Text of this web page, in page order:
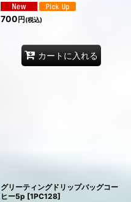
700 円 (税込)
カートに入れる
グリーティングドリップバッグコー
ヒー5p [1PC128]